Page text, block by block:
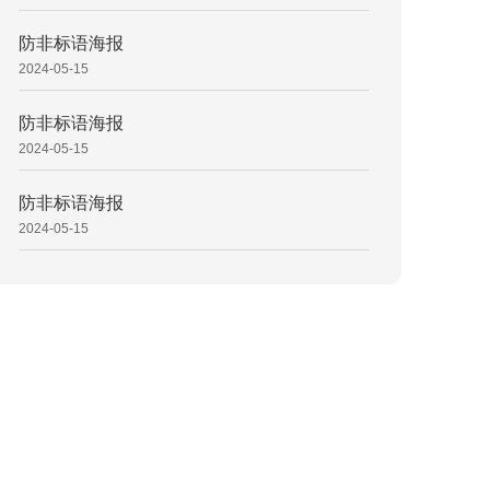
防非标语海报
2024-05-15
防非标语海报
2024-05-15
防非标语海报
2024-05-15